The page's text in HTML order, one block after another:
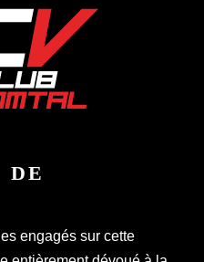
DE
engagés sur cette